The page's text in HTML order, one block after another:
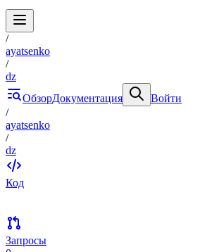
/
ayatsenko
/
dz
ОбзорДокументация
Войти
/
ayatsenko
/
dz
Код
Запросы